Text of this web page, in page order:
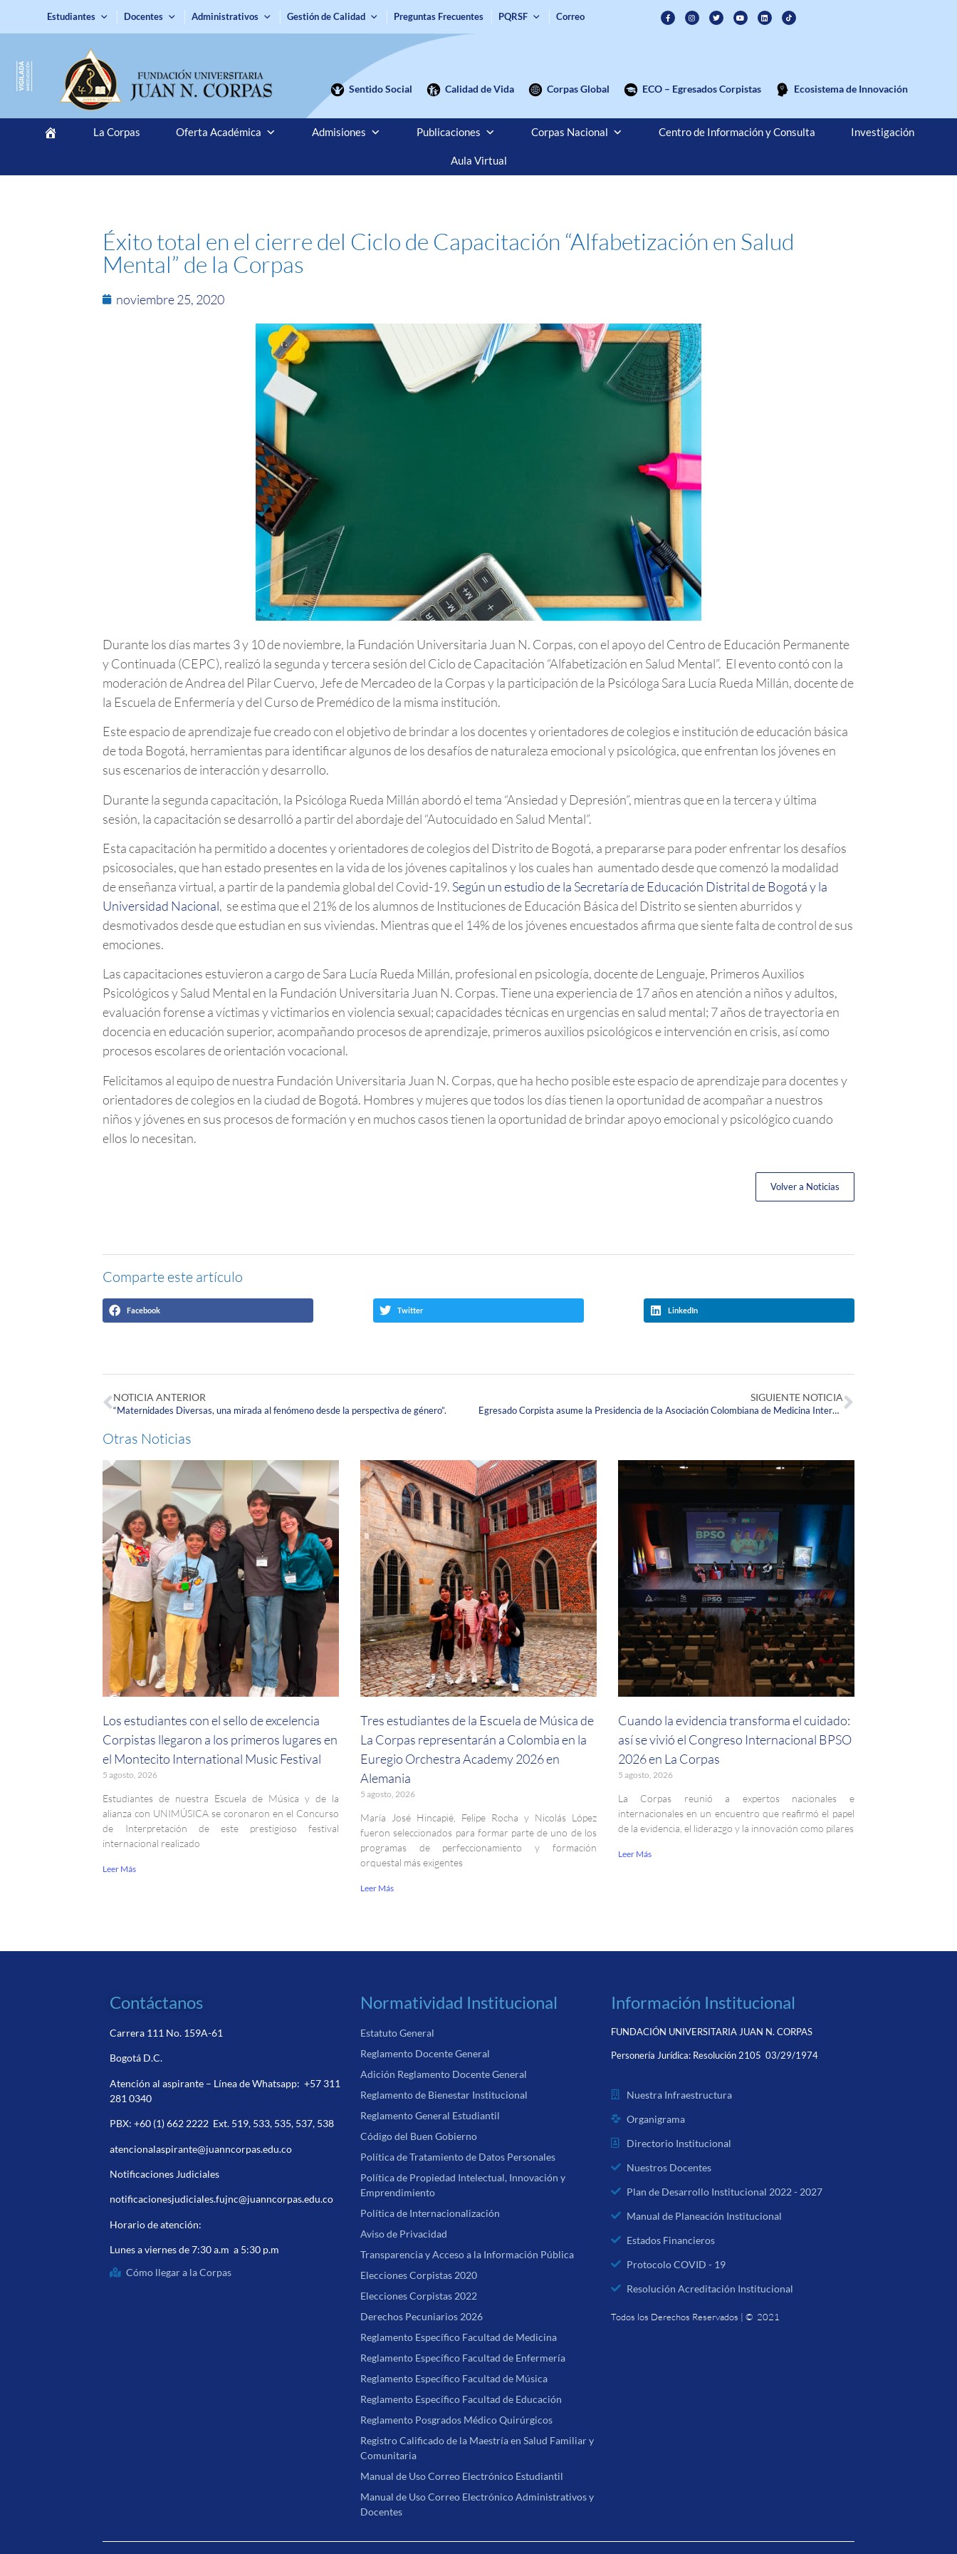
Estudiantes Docentes Administrativos Gestión de Calidad Preguntas Frecuentes PQRSF Correo
Sentido Social Calidad de Vida Corpas Global ECO – Egresados Corpistas Ecosistema de Innovación
La Corpas Oferta Académica Admisiones Publicaciones Corpas Nacional Centro de Información y Consulta Investigación
Aula Virtual
Éxito total en el cierre del Ciclo de Capacitación “Alfabetización en Salud
Mental” de la Corpas
noviembre 25, 2020
Durante los días martes 3 y 10 de noviembre, la Fundación Universitaria Juan N. Corpas, con el apoyo del Centro de Educación Permanente
y Continuada (CEPC), realizó la segunda y tercera sesión del Ciclo de Capacitación “Alfabetización en Salud Mental”. El evento contó con la
moderación de Andrea del Pilar Cuervo, Jefe de Mercadeo de la Corpas y la participación de la Psicóloga Sara Lucía Rueda Millán, docente de
la Escuela de Enfermería y del Curso de Premédico de la misma institución.
Este espacio de aprendizaje fue creado con el objetivo de brindar a los docentes y orientadores de colegios e institución de educación básica
de toda Bogotá, herramientas para identificar algunos de los desafíos de naturaleza emocional y psicológica, que enfrentan los jóvenes en
sus escenarios de interacción y desarrollo.
Durante la segunda capacitación, la Psicóloga Rueda Millán abordó el tema “Ansiedad y Depresión”, mientras que en la tercera y última
sesión, la capacitación se desarrolló a partir del abordaje del “Autocuidado en Salud Mental”.
Esta capacitación ha permitido a docentes y orientadores de colegios del Distrito de Bogotá, a prepararse para poder enfrentar los desafíos
psicosociales, que han estado presentes en la vida de los jóvenes capitalinos y los cuales han aumentado desde que comenzó la modalidad
de enseñanza virtual, a partir de la pandemia global del Covid-19. Según un estudio de la Secretaría de Educación Distrital de Bogotá y la
Universidad Nacional, se estima que el 21% de los alumnos de Instituciones de Educación Básica del Distrito se sienten aburridos y
desmotivados desde que estudian en sus viviendas. Mientras que el 14% de los jóvenes encuestados afirma que siente falta de control de sus
emociones.
Las capacitaciones estuvieron a cargo de Sara Lucía Rueda Millán, profesional en psicología, docente de Lenguaje, Primeros Auxilios
Psicológicos y Salud Mental en la Fundación Universitaria Juan N. Corpas. Tiene una experiencia de 17 años en atención a niños y adultos,
evaluación forense a víctimas y victimarios en violencia sexual; capacidades técnicas en urgencias en salud mental; 7 años de trayectoria en
docencia en educación superior, acompañando procesos de aprendizaje, primeros auxilios psicológicos e intervención en crisis, así como
procesos escolares de orientación vocacional.
Felicitamos al equipo de nuestra Fundación Universitaria Juan N. Corpas, que ha hecho posible este espacio de aprendizaje para docentes y
orientadores de colegios en la ciudad de Bogotá. Hombres y mujeres que todos los días tienen la oportunidad de acompañar a nuestros
niños y jóvenes en sus procesos de formación y en muchos casos tienen la oportunidad de brindar apoyo emocional y psicológico cuando
ellos lo necesitan.
Volver a Noticias
Comparte este artículo
Facebook Twitter LinkedIn
NOTICIA ANTERIOR
“Maternidades Diversas, una mirada al fenómeno desde la perspectiva de género”.
SIGUIENTE NOTICIA
Egresado Corpista asume la Presidencia de la Asociación Colombiana de Medicina Interna -ACMI-, Capítulo Meta y Llanos Orientales.
Otras Noticias
Los estudiantes con el sello de excelencia
Corpistas llegaron a los primeros lugares en
el Montecito International Music Festival
5 agosto, 2026
Estudiantes de nuestra Escuela de Música y de la
alianza con UNIMÚSICA se coronaron en el Concurso
de Interpretación de este prestigioso festival
internacional realizado
Leer Más
Tres estudiantes de la Escuela de Música de
La Corpas representarán a Colombia en la
Euregio Orchestra Academy 2026 en
Alemania
5 agosto, 2026
María José Hincapié, Felipe Rocha y Nicolás López
fueron seleccionados para formar parte de uno de los
programas de perfeccionamiento y formación
orquestal más exigentes
Leer Más
Cuando la evidencia transforma el cuidado:
así se vivió el Congreso Internacional BPSO
2026 en La Corpas
5 agosto, 2026
La Corpas reunió a expertos nacionales e
internacionales en un encuentro que reafirmó el papel
de la evidencia, el liderazgo y la innovación como pilares
Leer Más
Contáctanos
Carrera 111 No. 159A-61
Bogotá D.C.
Atención al aspirante – Línea de Whatsapp:+57 311
281 0340
PBX:+60 (1) 662 2222 Ext. 519, 533, 535, 537, 538
atencionalaspirante@juanncorpas.edu.co
Notificaciones Judiciales
notificacionesjudiciales.fujnc@juanncorpas.edu.co
Horario de atención:
Lunes a viernes de 7:30 a.m a 5:30 p.m
Cómo llegar a la Corpas
Normatividad Institucional
Estatuto General
Reglamento Docente General
Adición Reglamento Docente General
Reglamento de Bienestar Institucional
Reglamento General Estudiantil
Código del Buen Gobierno
Política de Tratamiento de Datos Personales
Política de Propiedad Intelectual, Innovación y
Emprendimiento
Política de Internacionalización
Aviso de Privacidad
Transparencia y Acceso a la Información Pública
Elecciones Corpistas 2020
Elecciones Corpistas 2022
Derechos Pecuniarios 2026
Reglamento Específico Facultad de Medicina
Reglamento Específico Facultad de Enfermería
Reglamento Específico Facultad de Música
Reglamento Específico Facultad de Educación
Reglamento Posgrados Médico Quirúrgicos
Registro Calificado de la Maestría en Salud Familiar y
Comunitaria
Manual de Uso Correo Electrónico Estudiantil
Manual de Uso Correo Electrónico Administrativos y
Docentes
Información Institucional
FUNDACIÓN UNIVERSITARIA JUAN N. CORPAS
Personería Jurídica: Resolución 2105 03/29/1974
Nuestra Infraestructura
Organigrama
Directorio Institucional
Nuestros Docentes
Plan de Desarrollo Institucional 2022 - 2027
Manual de Planeación Institucional
Estados Financieros
Protocolo COVID - 19
Resolución Acreditación Institucional
Todos los Derechos Reservados | © 2021